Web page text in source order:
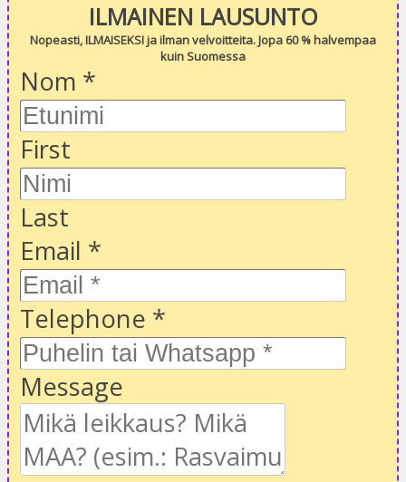
ILMAINEN LAUSUNTO
Nopeasti, ILMAISEKSI ja ilman velvoitteita. Jopa 60 % halvempaa
kuin Suomessa
Nom *
First
Last
Email *
Telephone *
Message